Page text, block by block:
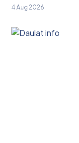
4 Aug 2026